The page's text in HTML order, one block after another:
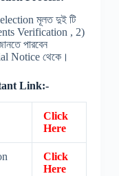
মূলত দুই টি
Verification , 2)
পারবেন
Notice থেকে।
Link:-
Click
Here
Click
Here